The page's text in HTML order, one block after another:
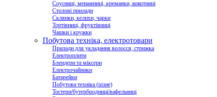
Соусниці, менажниці, креманки, кокотниці
Столові прилади
Склянки, келихи, чарки
Тортівниці, фруктівниці
Чашки і кружки
Побутова техніка, електротовари
Прилади для укладання волосся, стрижка
Електроплити
Блендери та міксери
Електрочайники
Батарейки
Побутова техніка (різне)
Тостери/бутербродниці/вафельниці